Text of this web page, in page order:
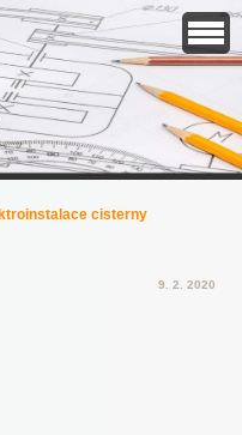
cisterny
9. 2. 2020